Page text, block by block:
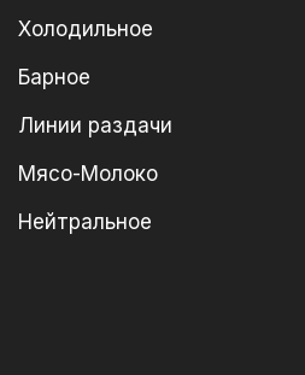
Холодильное
Барное
Линии раздачи
Мясо-Молоко
Нейтральное